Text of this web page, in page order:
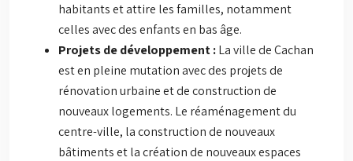
habitants et attire les familles, notamment
celles avec des enfants en bas âge.
Projets de développement :La ville de Cachan
est en pleine mutation avec des projets de
rénovation urbaine et de construction de
nouveaux logements. Le réaménagement du
centre-ville, la construction de nouveaux
bâtiments et la création de nouveaux espaces